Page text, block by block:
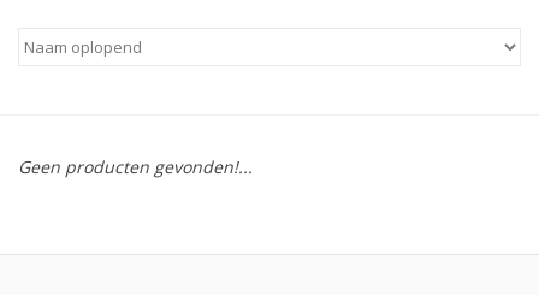
Kantoor & Medisch
Contact
Geen producten gevonden!...